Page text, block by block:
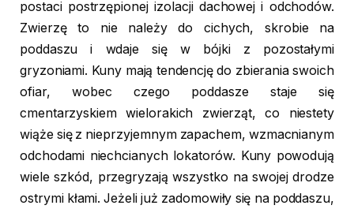
postaci postrzępionej izolacji dachowej i odchodów.
Zwierzę to nie należy do cichych, skrobie na
poddaszu i wdaje się w bójki z pozostałymi
gryzoniami. Kuny mają tendencję do zbierania swoich
ofiar, wobec czego poddasze staje się
cmentarzyskiem wielorakich zwierząt, co niestety
wiąże się z nieprzyjemnym zapachem, wzmacnianym
odchodami niechcianych lokatorów. Kuny powodują
wiele szkód, przegryzają wszystko na swojej drodze
ostrymi kłami. Jeżeli już zadomowiły się na poddaszu,